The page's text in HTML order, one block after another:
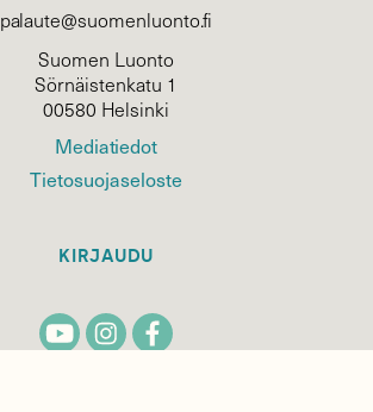
palaute@suomenluonto.fi
Suomen Luonto
Sörnäistenkatu 1
00580 Helsinki
Mediatiedot
Tietosuojaseloste
KIRJAUDU